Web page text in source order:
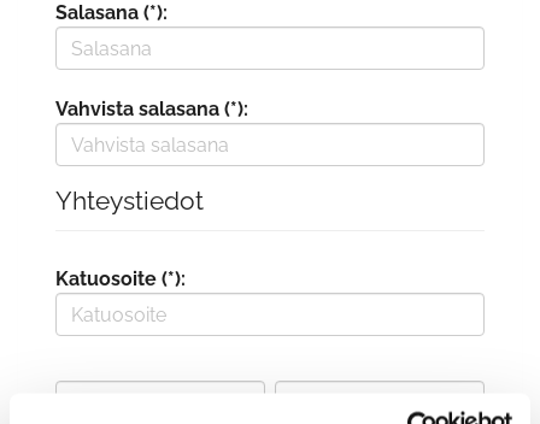
Salasana (*):
Vahvista salasana (*):
Yhteystiedot
Katuosoite (*):